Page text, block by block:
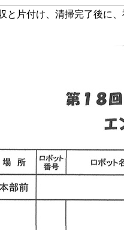
と片付け、清掃完了後に